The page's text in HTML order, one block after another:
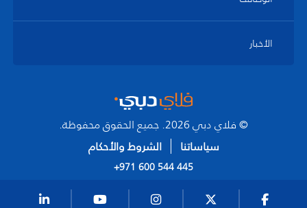
الأخبار
© فلاي دبي 2026. جميع الحقوق محفوظة.
سياساتنا
الشروط والأحكام
+971 600 544 445